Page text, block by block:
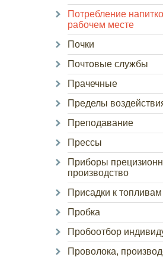
Потребление
рабочем месте
Почки
Почтовые службы
Прачечные
Пределы
Преподавание
Прессы
Приборы
производство
Присадки к
Пробка
Пробоотбор
Проволока,